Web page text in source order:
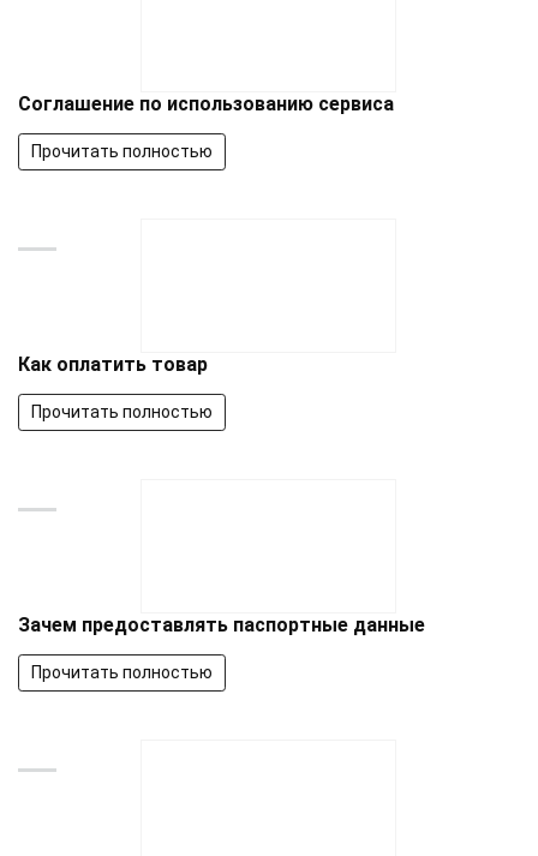
Соглашение по использованию сервиса
Прочитать полностью
Как оплатить товар
Прочитать полностью
Зачем предоставлять паспортные данные
Прочитать полностью